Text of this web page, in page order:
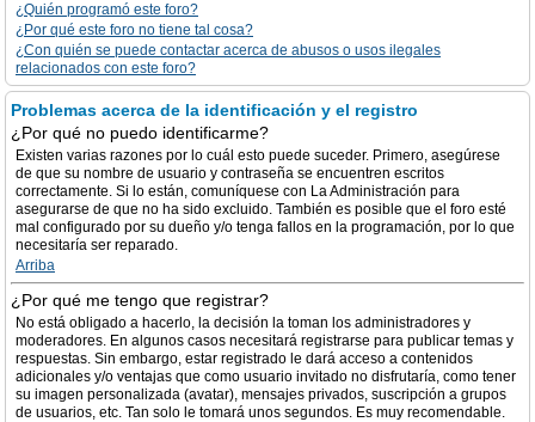
¿Quién programó este foro?
¿Por qué este foro no tiene tal cosa?
¿Con quién se puede contactar acerca de abusos o usos ilegales
relacionados con este foro?
Problemas acerca de la identificación y el registro
¿Por qué no puedo identificarme?
Existen varias razones por lo cuál esto puede suceder. Primero, asegúrese
de que su nombre de usuario y contraseña se encuentren escritos
correctamente. Si lo están, comuníquese con La Administración para
asegurarse de que no ha sido excluido. También es posible que el foro esté
mal configurado por su dueño y/o tenga fallos en la programación, por lo que
necesitaría ser reparado.
Arriba
¿Por qué me tengo que registrar?
No está obligado a hacerlo, la decisión la toman los administradores y
moderadores. En algunos casos necesitará registrarse para publicar temas y
respuestas. Sin embargo, estar registrado le dará acceso a contenidos
adicionales y/o ventajas que como usuario invitado no disfrutaría, como tener
su imagen personalizada (avatar), mensajes privados, suscripción a grupos
de usuarios, etc. Tan solo le tomará unos segundos. Es muy recomendable.